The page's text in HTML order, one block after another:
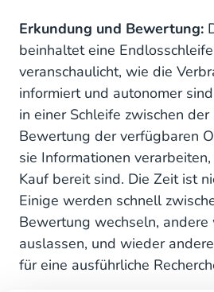
Erkundung und Bewertung:
beinhaltet eine
veranschaulicht, wie die
informiert und autonomer
in einer Schleife zwischen
Bewertung der verfügbaren
sie Informationen
Kauf bereit sind. Die Zeit ist
Einige werden schnell
Bewertung wechseln,
auslassen, und wieder
für eine ausführliche